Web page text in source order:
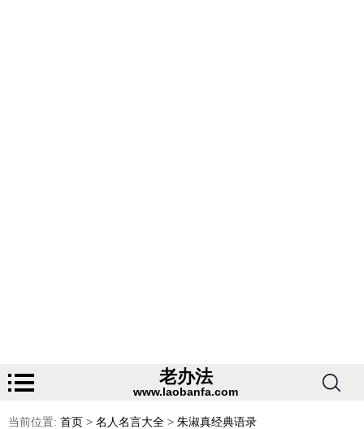
老办法
www.laobanfa.com
当前位置: 首页 > 名人名言大全 > 朱淑真经典语录